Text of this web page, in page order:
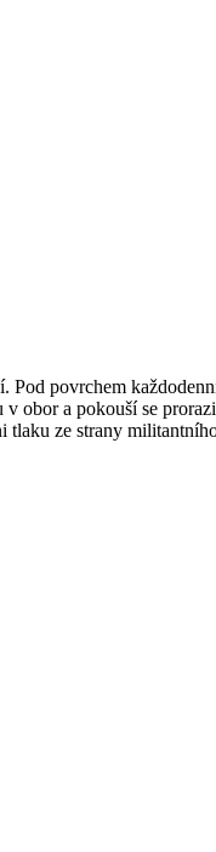
Pod povrchem
obor a pokouší se
ze strany